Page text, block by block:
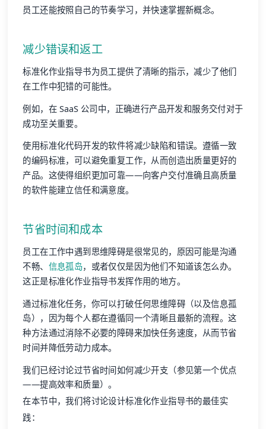
员工还能按照自己的节奏学习，并快速掌握新概念。
减少错误和返工
标准化作业指导书为员工提供了清晰的指示，减少了他们
在工作中犯错的可能性。
例如，在 SaaS 公司中，正确进行产品开发和服务交付对于
成功至关重要。
使用标准化代码开发的软件将减少缺陷和错误。遵循一致
的编码标准，可以避免重复工作，从而创造出质量更好的
产品。这使得组织更加可靠——向客户交付准确且高质量
的软件能建立信任和满意度。
节省时间和成本
员工在工作中遇到思维障碍是很常见的，原因可能是沟通
不畅、 信息孤岛，或者仅仅是因为他们不知道该怎么办。
这正是标准化作业指导书发挥作用的地方。
通过标准化任务，你可以打破任何思维障碍（以及信息孤
岛），因为每个人都在遵循同一个清晰且最新的流程。这
种方法通过消除不必要的障碍来加快任务速度，从而节省
时间并降低劳动力成本。
我们已经讨论过节省时间如何减少开支（参见第一个优点
——提高效率和质量）。
在本节中，我们将讨论设计标准化作业指导书的最佳实
践：